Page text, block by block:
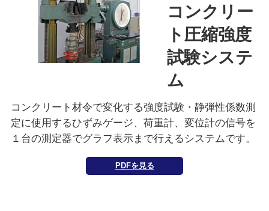
コンクリー
ト圧縮強度
試験システ
ム
コンクリート材令で変化する強度試験・静弾性係数測
定に使用するひずみゲージ、荷重計、変位計の信号を
１台の測定器でグラフ表示まで行えるシステムです。
PDFを見る